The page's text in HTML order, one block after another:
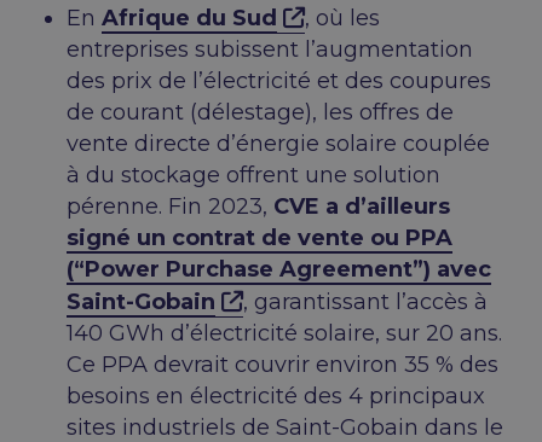
En Afrique du Sud
, où les
entreprises subissent l’augmentation
des prix de l’électricité et des coupures
de courant (délestage), les offres de
vente directe d’énergie solaire couplée
à du stockage offrent une solution
pérenne. Fin 2023, CVE a d’ailleurs
signé un contrat de vente ou PPA
(“Power Purchase Agreement”) avec
Saint-Gobain
, garantissant l’accès à
140 GWh d’électricité solaire, sur 20 ans.
Ce PPA devrait couvrir environ 35 % des
besoins en électricité des 4 principaux
sites industriels de Saint-Gobain dans le